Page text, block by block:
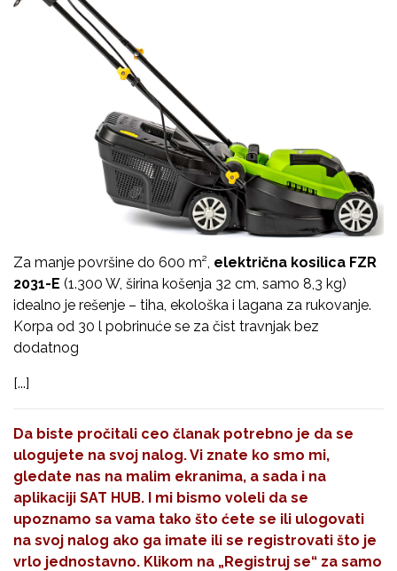
Za manje površine do 600 m², električna kosilica FZR
2031-E (1.300 W, širina košenja 32 cm, samo 8,3 kg)
idealno je rešenje – tiha, ekološka i lagana za rukovanje.
Korpa od 30 l pobrinuće se za čist travnjak bez
dodatnog
[...]
Da biste pročitali ceo članak potrebno je da se
ulogujete na svoj nalog. Vi znate ko smo mi,
gledate nas na malim ekranima, a sada i na
aplikaciji SAT HUB. I mi bismo voleli da se
upoznamo sa vama tako što ćete se ili ulogovati
na svoj nalog ako ga imate ili se registrovati što je
vrlo jednostavno. Klikom na „Registruj se“ za samo